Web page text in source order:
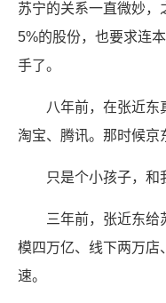
苏宁的关系一直微妙，
5%的股份，也要求连
手了。
八年前，在张近东
淘宝、腾讯。那时候京
只是个小孩子，和
三年前，张近东
模四万亿、线下两万店
速。